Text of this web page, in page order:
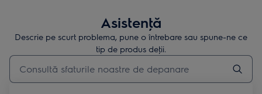
Asistenţă
Descrie pe scurt problema, pune o întrebare sau spune-ne ce
tip de produs deţii.
Type to search for support articles